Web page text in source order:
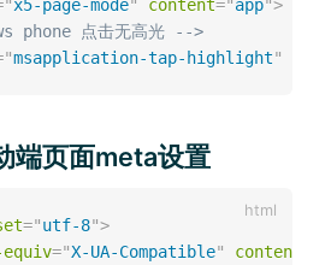
"x5-page-mode" content="app">
phone 点击无高光 -->
"msapplication-tap-highlight"
端页面meta设置
="utf-8">
="X-UA-Compatible" content